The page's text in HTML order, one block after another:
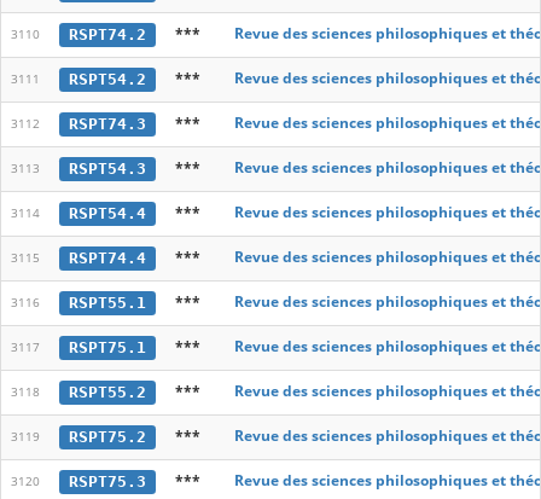
3110 RSPT74.2 *** Revue des sciences philosophiques et
3111 RSPT54.2 *** Revue des sciences philosophiques et
3112 RSPT74.3 *** Revue des sciences philosophiques et
3113 RSPT54.3 *** Revue des sciences philosophiques et
3114 RSPT54.4 *** Revue des sciences philosophiques et
3115 RSPT74.4 *** Revue des sciences philosophiques et
3116 RSPT55.1 *** Revue des sciences philosophiques et
3117 RSPT75.1 *** Revue des sciences philosophiques et
3118 RSPT55.2 *** Revue des sciences philosophiques et
3119 RSPT75.2 *** Revue des sciences philosophiques et
3120 RSPT75.3 *** Revue des sciences philosophiques et